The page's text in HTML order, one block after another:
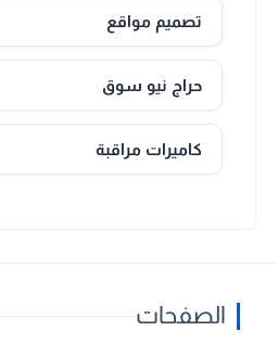
تصميم مواقع
حراج نيو سوق
كاميرات مراقبة
الصفحات